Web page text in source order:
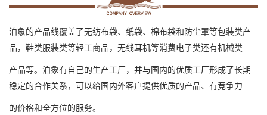
泊象的产品线覆盖了无纺布袋、纸袋、棉布袋和防尘罩等包装类产
品，鞋类服装类等轻工商品，无线耳机等消费电子类还有机械类
产品等。泊象有自己的生产工厂，并与国内的优质工厂形成了长期
稳定的合作关系，可以给国内外客户提供优质的产品、有竞争力
的价格和全方位的服务。